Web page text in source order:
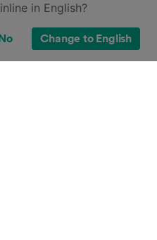
in English?
No Change to English